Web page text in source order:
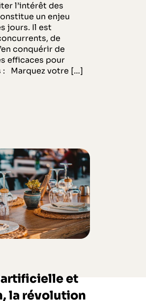
l’intérêt des
un enjeu
jours. Il est
de
conquérir de
efficaces pour
: Marquez votre […]
artificielle et
la révolution